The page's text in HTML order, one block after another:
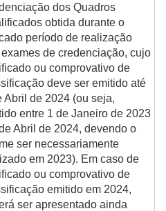
dos Quadros
obtida durante o
período de realização
de credenciação, cujo
ou comprovativo de
deve ser emitido até
Abril de 2024 (ou seja,
entre 1 de Janeiro de 2023
Abril de 2024, devendo o
ser necessariamente
em 2023). Em caso de
ou comprovativo de
emitido em 2024,
ser apresentado ainda